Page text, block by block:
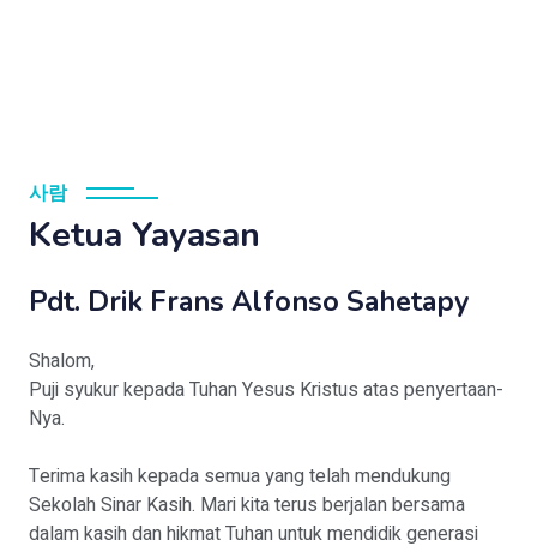
사람
Ketua Yayasan
Pdt. Drik Frans Alfonso Sahetapy
Shalom,
Puji syukur kepada Tuhan Yesus Kristus atas penyertaan-
Nya.
Terima kasih kepada semua yang telah mendukung
Sekolah Sinar Kasih. Mari kita terus berjalan bersama
dalam kasih dan hikmat Tuhan untuk mendidik generasi